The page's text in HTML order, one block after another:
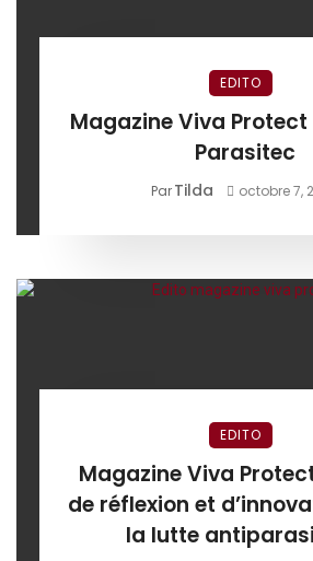
EDITO
Magazine Viva
Parasitec
ParTilda octobre 7,
EDITO
Magazine Viva
de réflexion et
la lutte